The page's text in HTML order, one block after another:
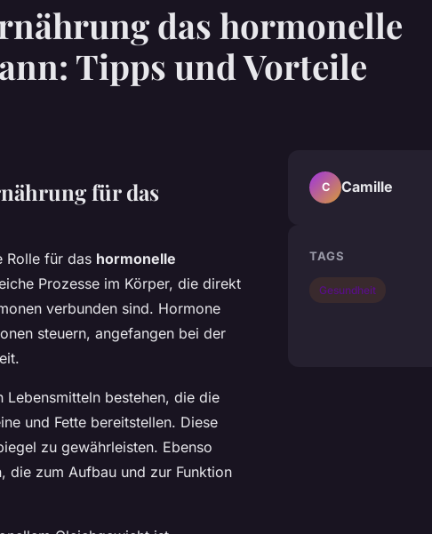
das hormonelle
Tipps und Vorteile
für das
Rolle für das hormonelle
Prozesse im Körper, die direkt
verbunden sind. Hormone
steuern, angefangen bei der
Lebensmitteln bestehen, die die
und Fette bereitstellen. Diese
zu gewährleisten. Ebenso
die zum Aufbau und zur Funktion
C Camille
TAGS
Gesundheit